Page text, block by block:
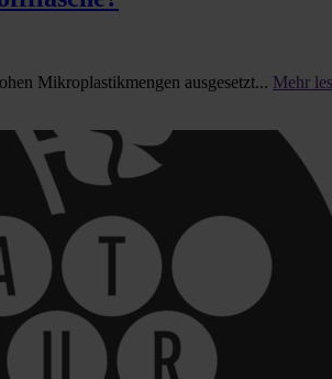
Mikroplastikmengen ausgesetzt... Mehr